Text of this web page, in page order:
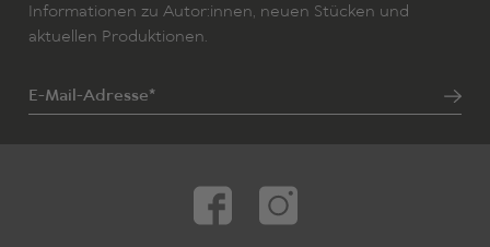
Informationen zu Autor:innen, neuen Stücken und
aktuellen Produktionen.
E-Mail-Adresse*